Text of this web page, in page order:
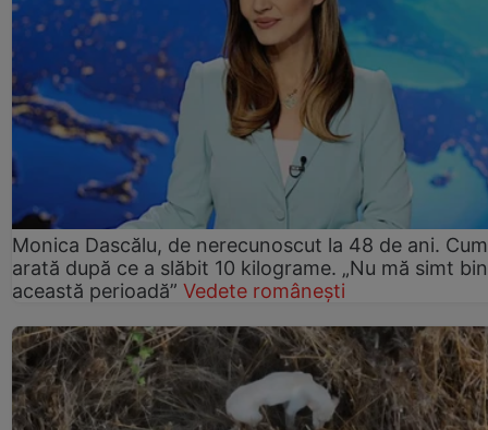
Monica Dascălu, de nerecunoscut la 48 de ani. Cum
arată după ce a slăbit 10 kilograme. „Nu mă simt
această perioadă” Vedete românești